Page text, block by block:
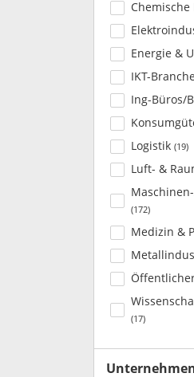
Energie &
IKT-Branche
Ing-Büros/
Logistik (19)
Luft- &
(172)
Medizin &
(17)